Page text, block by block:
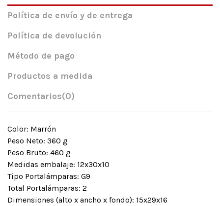
Política de envío y de entrega
Política de devolución
Método de pago
Productos a medida
Comentarios(0)
Color: Marrón
Peso Neto: 360 g
Peso Bruto: 460 g
Medidas embalaje: 12x30x10
Tipo Portalámparas: G9
Total Portalámparas: 2
Dimensiones (alto x ancho x fondo): 15x29x16